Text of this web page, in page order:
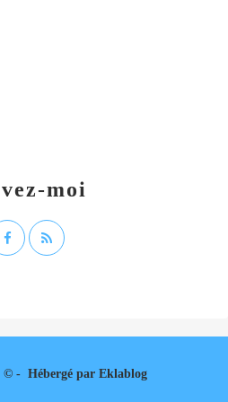
moi
© - Hébergé par Eklablog